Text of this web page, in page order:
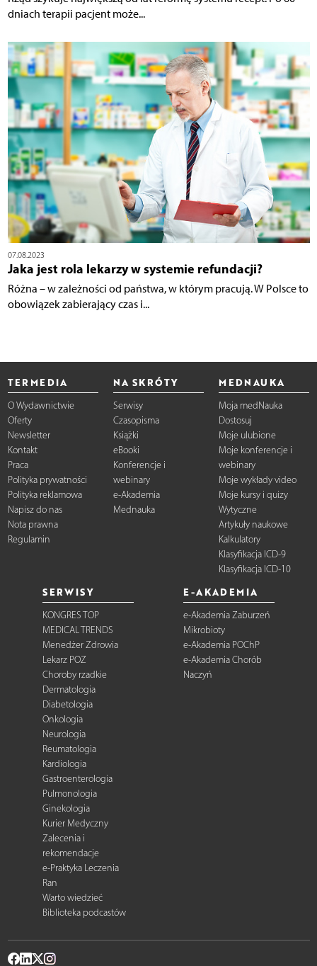
dniach terapii pacjent może...
07.08.2023
Jaka jest rola lekarzy w systemie refundacji?
Różna – w zależności od państwa, w którym pracują. W Polsce to
obowiązek zabierający czas i...
TERMEDIA
O Wydawnictwie
Oferty
Newsletter
Kontakt
Praca
Polityka prywatności
Polityka reklamowa
Napisz do nas
Nota prawna
Regulamin
NA SKRÓTY
Serwisy
Czasopisma
Książki
eBooki
Konferencje i
webinary
e-Akademia
Mednauka
MEDNAUKA
Moja medNauka
Dostosuj
Moje ulubione
Moje konferencje i
webinary
Moje wykłady video
Moje kursy i quizy
Wytyczne
Artykuły naukowe
Kalkulatory
Klasyfikacja ICD-9
Klasyfikacja ICD-10
SERWISY
KONGRES TOP
MEDICAL TRENDS
Menedżer Zdrowia
Lekarz POZ
Choroby rzadkie
Dermatologia
Diabetologia
Onkologia
Neurologia
Reumatologia
Kardiologia
Gastroenterologia
Pulmonologia
Ginekologia
Kurier Medyczny
Zalecenia i
rekomendacje
e-Praktyka Leczenia
Ran
Warto wiedzieć
Biblioteka podcastów
E-AKADEMIA
e-Akademia Zaburzeń
Mikrobioty
e-Akademia POChP
e-Akademia Chorób
Naczyń